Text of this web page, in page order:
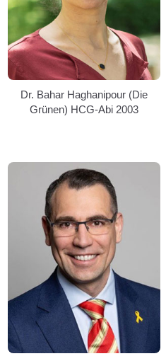
Dr. Bahar Haghanipour (Die
Grünen) HCG-Abi 2003